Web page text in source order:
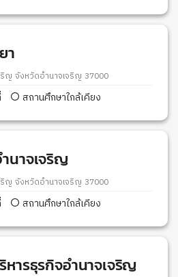
า
ริญ จังหวัดอำนาจเจริญ 37000
สถานศึกษาใกล้เคียง
ำนาจเจริญ
ริญ จังหวัดอำนาจเจริญ 37000
สถานศึกษาใกล้เคียง
หารธุรกิจอำนาจเจริญ